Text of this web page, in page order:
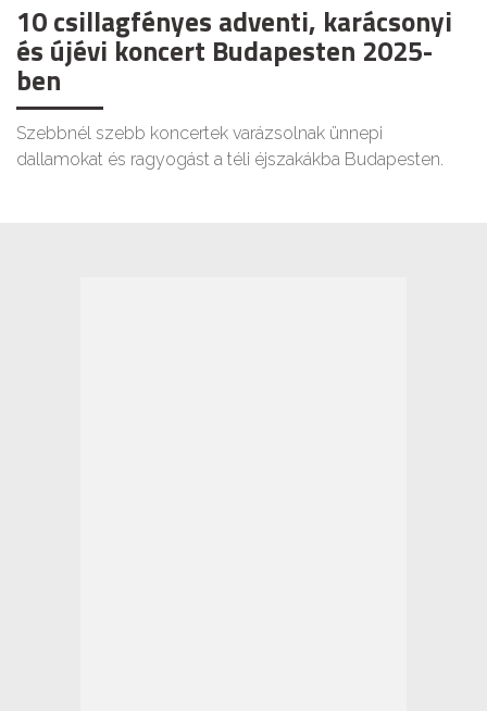
10 csillagfényes adventi, karácsonyi
és újévi koncert Budapesten 2025-
ben
Szebbnél szebb koncertek varázsolnak ünnepi
dallamokat és ragyogást a téli éjszakákba Budapesten.